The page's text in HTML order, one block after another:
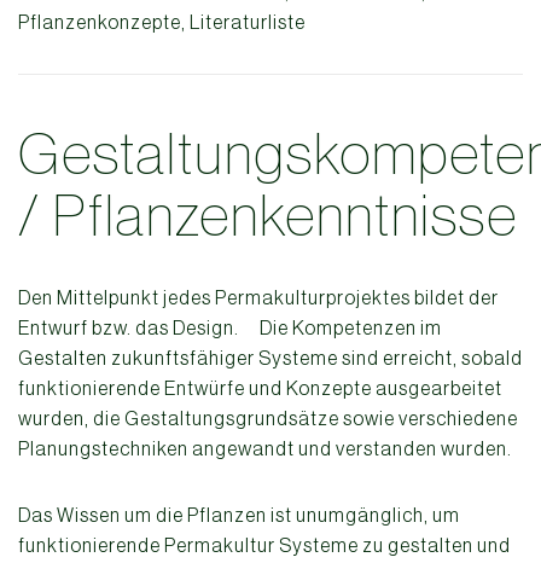
Pflanzenkonzepte, Literaturliste
/ Pflanzenkenntnisse
Den Mittelpunkt jedes Permakulturprojektes bildet der
Entwurf bzw. das Design.
Die Kompetenzen im
Gestalten zukunftsfähiger Systeme sind erreicht, sobald
funktionierende Entwürfe und Konzepte ausgearbeitet
wurden, die Gestaltungsgrundsätze sowie verschiedene
Planungstechniken angewandt und verstanden wurden.
Das Wissen um die Pflanzen ist unumgänglich, um
funktionierende Permakultur Systeme zu gestalten und